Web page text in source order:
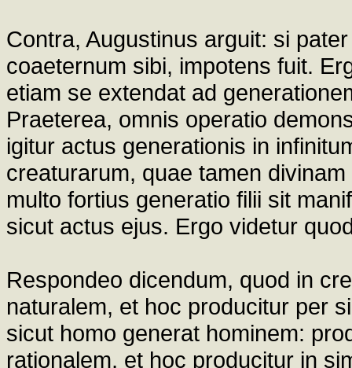
Contra, Augustinus arguit: si
coaeternum sibi, impotens fuit.
etiam se extendat ad
Praeterea, omnis operatio
igitur actus generationis in
creaturarum, quae tamen
multo fortius generatio filii sit
sicut actus ejus. Ergo videtur
Respondeo dicendum, quod in
naturalem, et hoc producitur per
sicut homo generat hominem:
rationalem, et hoc producitur in